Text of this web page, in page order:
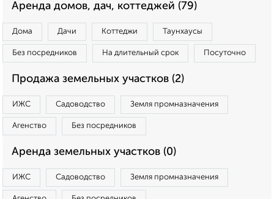
Аренда домов, дач, коттеджей (79)
Дома Дачи Коттеджи Таунхаусы
Без посредников На длительный срок Посуточно
Продажа земельных участков (2)
ИЖС Садоводство Земля промназначения
Агенство Без посредников
Аренда земельных участков (0)
ИЖС Садоводство Земля промназначения